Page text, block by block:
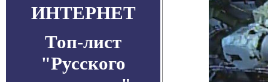
ИНТЕРНЕТ
Топ-лист
"Русского